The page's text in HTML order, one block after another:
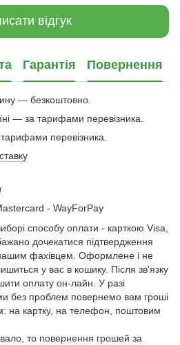
відгук
Гарантія Повернення
— безкоштовно.
— за тарифами перевізника.
перевізника.
- WayForPay
способу оплати - карткою Visa,
дочекатися підтвердження
фахівцем. Оформлене і не
у вас в кошику. Після зв'язку
оплату он-лайн. У разі
без проблем повернемо вам гроші
на картку, на телефон, поштовим
то повернення грошей за